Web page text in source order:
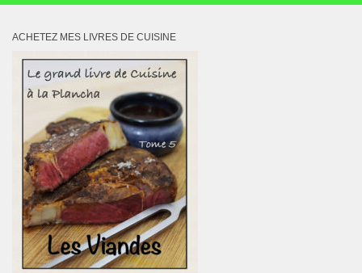
ACHETEZ MES LIVRES DE CUISINE